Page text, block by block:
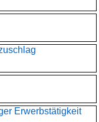
Erwerbstätigkeit